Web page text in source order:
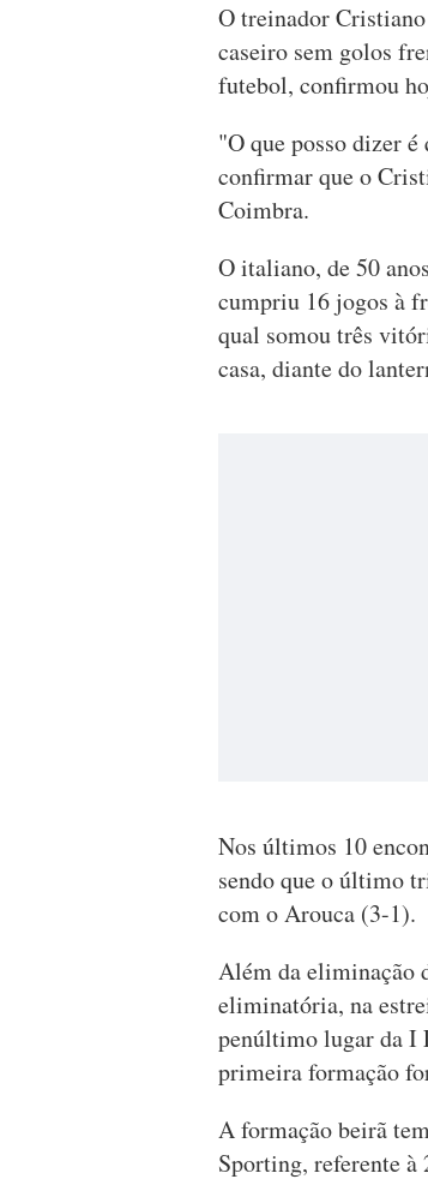
O treinador
caseiro sem golos
futebol, confirmou
"O que posso dizer
confirmar que o
Coimbra.
O italiano, de 50
cumpriu 16 jogos à
qual somou três
casa, diante do
Nos últimos 10
sendo que o último
com o Arouca (3-1).
Além da eliminação
eliminatória, na
penúltimo lugar da I
primeira formação
A formação beirã
Sporting, referente à